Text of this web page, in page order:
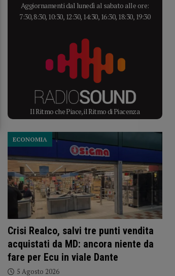
Aggiornamenti dal lunedì al sabato alle ore:
7:30, 8:30, 10:30, 12:30, 14:30, 16:30, 18:30, 19:30
Il Ritmo che Piace, il Ritmo di Piacenza
Crisi Realco, salvi tre punti vendita
acquistati da MD: ancora niente da
fare per Ecu in viale Dante
ECONOMIA
5 Agosto 2026